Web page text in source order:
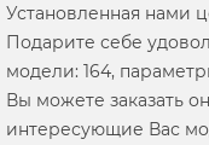
Установленная нами
Подарите себе
модели: 164,
Вы можете заказать
интересующие Вас